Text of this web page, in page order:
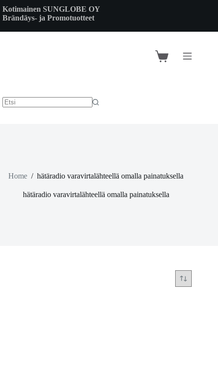
to
content
Kotimainen SUNGLOBE OY
Brändäys- ja Promotuotteet
Shopping
Home / hätäradio varavirtalähteellä omalla painatuksella
hätäradio varavirtalähteellä omalla painatuksella